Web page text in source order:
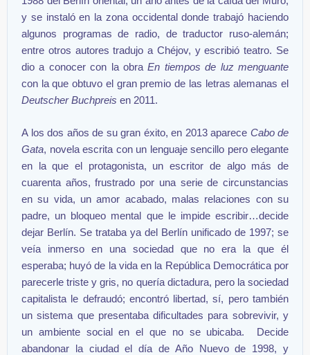
y se instaló en la zona occidental donde trabajó haciendo
algunos programas de radio, de traductor ruso-alemán;
entre otros autores tradujo a Chéjov, y escribió teatro. Se
dio a conocer con la obraEn tiempos de luz menguante
con la que obtuvo el gran premio de las letras alemanas el
Deutscher Buchpreis en 2011.
A los dos años de su gran éxito, en 2013 aparece Cabo de
Gata, novela escrita con un lenguaje sencillo pero elegante
en la que el protagonista, un escritor de algo más de
cuarenta años, frustrado por una serie de circunstancias
en su vida, un amor acabado, malas relaciones con su
padre, un bloqueo mental que le impide escribir…decide
dejar Berlín. Se trataba ya del Berlín unificado de 1997; se
veía inmerso en una sociedad que no era la que él
esperaba; huyó de la vida en la República Democrática por
parecerle triste y gris, no quería dictadura, pero la sociedad
capitalista le defraudó; encontró libertad, sí, pero también
un sistema que presentaba dificultades para sobrevivir, y
un ambiente social en el que no se ubicaba. Decide
abandonar la ciudad el día de Año Nuevo de 1998, y